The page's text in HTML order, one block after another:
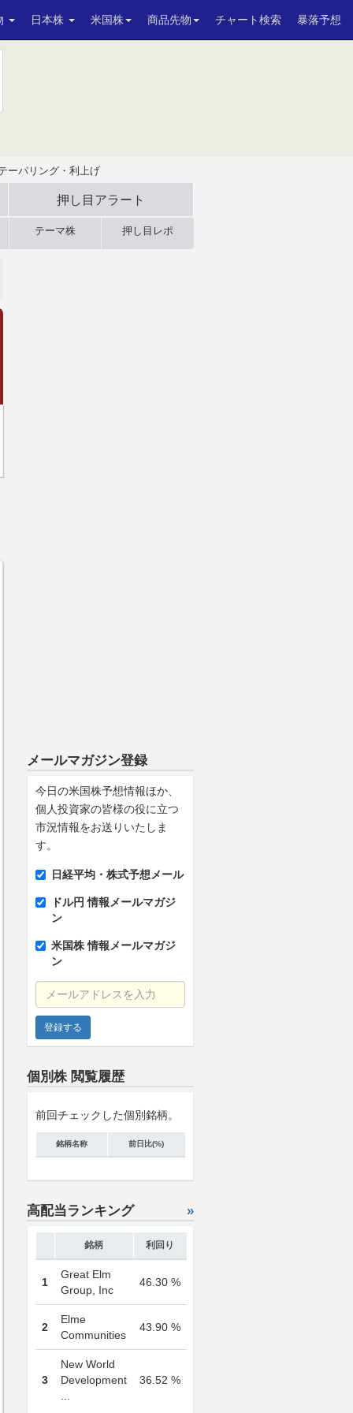
日本株 米国株 商品先物 チャート検索 暴落予想
ーパリング・利上げ
押し目アラート
テーマ株 押し目レポ
メールマガジン登録
今日の米国株予想情報ほか、
個人投資家の皆様の役に立つ
市況情報をお送りいたしま
す。
日経平均・株式予想メール
ドル円 情報メールマガジ
ン
米国株 情報メールマガジ
ン
メールアドレスを入力
個別株 閲覧履歴
前回チェックした個別銘柄。
銘柄名称 前日比(%)
高配当ランキング »
銘柄 利回り
1
Great Elm
Group, Inc
46.30 %
2
Elme
Communities
43.90 %
3
New World
Development
36.52 %